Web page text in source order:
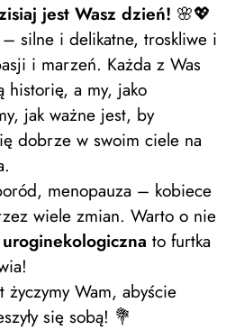
jest Wasz dzień! 🌸💖
– silne i delikatne, troskliwe i
i marzeń. Każda z Was
historię, a my, jako
jak ważne jest, by
dobrze w swoim ciele na
menopauza – kobiece
wiele zmian. Warto o nie
to furtka
Wam, abyście
się sobą! 💐